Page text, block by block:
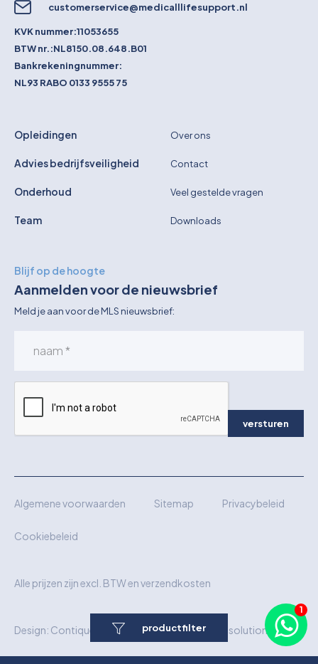
productfilter
customerservice@medicalllifesupport.nl
KVK nummer:11053655
BTW nr.:NL8150.08.648.B01
Bankrekeningnummer:
NL93 RABO 0133 9555 75
Opleidingen
Advies bedrijfsveiligheid
Onderhoud
Team
Over ons
Contact
Veel gestelde vragen
Downloads
Blijf op de hoogte
Aanmelden voor de nieuwsbrief
Meld je aan voor de MLS nieuwsbrief:
versturen
Algemene voorwaarden Sitemap Privacybeleid
Cookiebeleid
Alle prijzen zijn excl. BTW en verzendkosten
Design: Contique Realisatie:Wielink Websolutions